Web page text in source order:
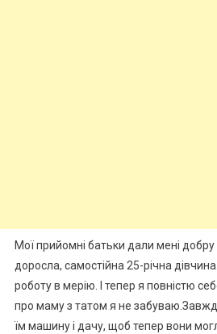
Мої прийомні батьки дали мені добру
доросла, самостійна 25-річна
роботу в мерію. І тепер я повністю
про маму з татом я не
їм машину і дачу, щоб тепер вони